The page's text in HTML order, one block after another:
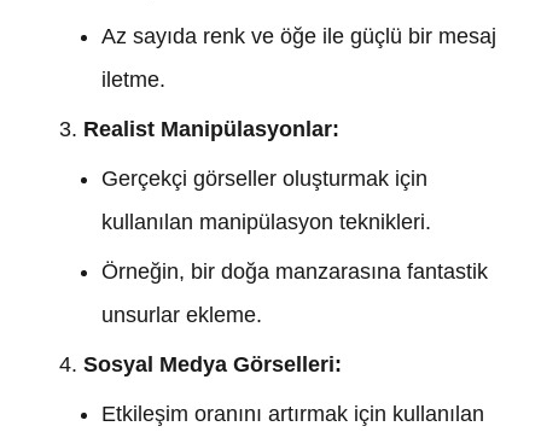
Az sayıda renk ve öğe ile güçlü bir mesaj
iletme.
Realist Manipülasyonlar:
Gerçekçi görseller oluşturmak için
kullanılan manipülasyon teknikleri.
Örneğin, bir doğa manzarasına fantastik
unsurlar ekleme.
Sosyal Medya Görselleri:
Etkileşim oranını artırmak için kullanılan